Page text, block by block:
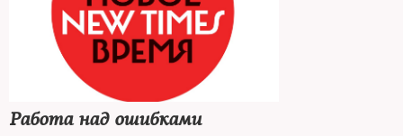
Работа над ошибками